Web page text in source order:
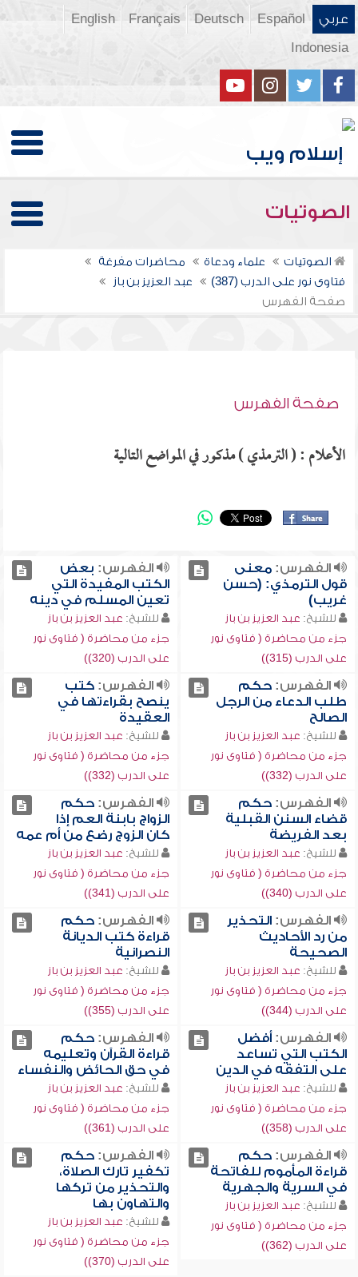
عربي Español
Deutsch
Français
English
Indonesia
الصوتيات
الصوتيات علماء ودعاة
محاضرات مفرغة
فتاوى نور على الدرب (387)
عبد العزيز بن باز
صفحة الفهرس
صفحة الفهرس
الأعلام : ( الترمذي ) مذكور في المواضع التالية
الفهرس:معنى
قول الترمذي: (حسن
غريب)
للشيخ: عبد العزيز بن باز
جزء من محاضرة ( فتاوى نور
على الدرب (315))
الفهرس: بعض
الكتب المفيدة التي
تعين المسلم في دينه
للشيخ: عبد العزيز بن باز
جزء من محاضرة ( فتاوى نور
على الدرب (320))
الفهرس:حكم
طلب الدعاء من الرجل
الصالح
للشيخ: عبد العزيز بن باز
جزء من محاضرة ( فتاوى نور
على الدرب (332))
الفهرس:كتب
ينصح بقراءتها في
العقيدة
للشيخ: عبد العزيز بن باز
جزء من محاضرة ( فتاوى نور
على الدرب (332))
الفهرس:حكم
قضاء السنن القبلية
بعد الفريضة
للشيخ: عبد العزيز بن باز
جزء من محاضرة ( فتاوى نور
على الدرب (340))
الفهرس:حكم
الزواج بابنة العم إذا
كان الزوج رضع من أم عمه
للشيخ: عبد العزيز بن باز
جزء من محاضرة ( فتاوى نور
على الدرب (341))
الفهرس:التحذير
من رد الأحاديث
الصحيحة
للشيخ: عبد العزيز بن باز
جزء من محاضرة ( فتاوى نور
على الدرب (344))
الفهرس:حكم
قراءة كتب الديانة
النصرانية
للشيخ: عبد العزيز بن باز
جزء من محاضرة ( فتاوى نور
على الدرب (355))
الفهرس:أفضل
الكتب التي تساعد
على التفقه في الدين
للشيخ: عبد العزيز بن باز
جزء من محاضرة ( فتاوى نور
على الدرب (358))
الفهرس:حكم
قراءة القرآن وتعليمه
في حق الحائض والنفساء
للشيخ: عبد العزيز بن باز
جزء من محاضرة ( فتاوى نور
على الدرب (361))
الفهرس:حكم
قراءة المأموم للفاتحة
في السرية والجهرية
للشيخ: عبد العزيز بن باز
جزء من محاضرة ( فتاوى نور
على الدرب (362))
الفهرس:حكم
تكفير تارك الصلاة،
والتحذير من تركها
والتهاون بها
للشيخ: عبد العزيز بن باز
جزء من محاضرة ( فتاوى نور
على الدرب (370))